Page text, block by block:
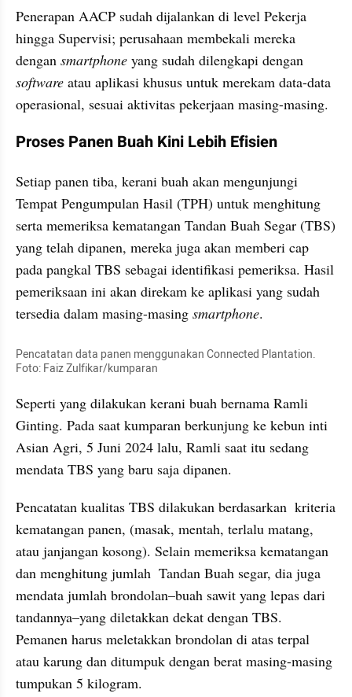
Penerapan AACP sudah dijalankan di level Pekerja
hingga Supervisi; perusahaan membekali mereka
dengan smartphone
software atau aplikasi khusus untuk merekam data-data
operasional, sesuai aktivitas pekerjaan masing-masing.
Proses Panen Buah Kini Lebih Efisien
Setiap panen tiba, kerani buah akan mengunjungi
Tempat Pengumpulan Hasil (TPH) untuk menghitung
serta memeriksa kematangan Tandan Buah Segar (TBS)
yang telah dipanen, mereka juga akan memberi cap
pada pangkal TBS sebagai identifikasi pemeriksa. Hasil
pemeriksaan ini akan direkam ke aplikasi yang sudah
tersedia dalam masing-masing smartphone.
Pencatatan data panen menggunakan Connected Plantation.
Foto: Faiz Zulfikar/kumparan
Seperti yang dilakukan kerani buah bernama Ramli
Ginting. Pada saat kumparan berkunjung ke kebun inti
Asian Agri, 5 Juni 2024 lalu, Ramli saat itu sedang
mendata TBS yang baru saja dipanen.
Pencatatan kualitas TBS dilakukan berdasarkan  kriteria
kematangan panen, (masak, mentah, terlalu matang,
atau janjangan kosong). Selain memeriksa kematangan
dan menghitung jumlah  Tandan Buah segar, dia juga
mendata jumlah brondolan–buah sawit yang lepas dari
tandannya–yang diletakkan dekat dengan TBS.
Pemanen harus meletakkan brondolan di atas terpal
atau karung dan ditumpuk dengan berat masing-masing
tumpukan 5 kilogram.